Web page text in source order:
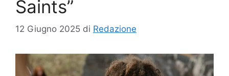
Saints”
12 Giugno 2025 di Redazione